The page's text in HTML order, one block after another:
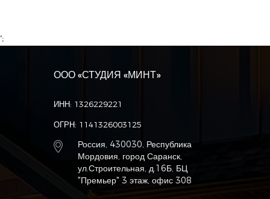
';
ООО «СТУДИЯ «МИНТ»
ИНН: 1326229221
ОГРН: 1141326003125
Россия, 430030, Республика
Мордовия, город Саранск,
ул.Строительная, д.16Б, БЦ
"Премьер" 3 этаж, офис 308